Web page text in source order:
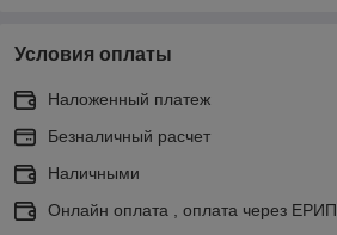
Условия оплаты
Наложенный платеж
Безналичный расчет
Наличными
Онлайн оплата , оплата через ЕРИП